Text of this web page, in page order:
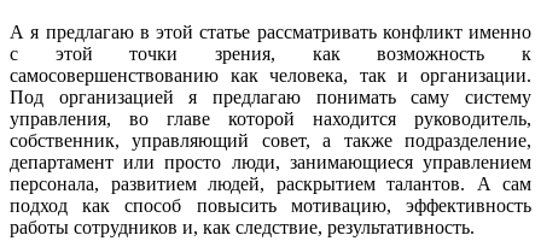
А я предлагаю в этой статье рассматривать конфликт именно
с этой точки зрения, как возможность к
самосовершенствованию как человека, так и организации.
Под организацией я предлагаю понимать саму систему
управления, во главе которой находится руководитель,
собственник, управляющий совет, а также подразделение,
департамент или просто люди, занимающиеся управлением
персонала, развитием людей, раскрытием талантов. А сам
подход как способ повысить мотивацию, эффективность
работы сотрудников и, как следствие, результативность.